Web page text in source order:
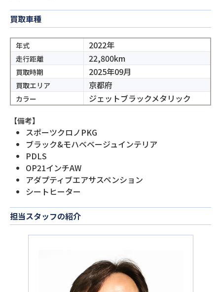
買取車種
年式 2022年
走行距離 22,800km
買取時期 2025年09月
買取エリア 京都府
カラー ジェットブラックメタリック
【備考】
スポーツクロノPKG
ブラック&モハベベージュインテリア
PDLS
OP21インチAW
アダプティブエアサスペンション
シートヒーター
担当スタッフの紹介